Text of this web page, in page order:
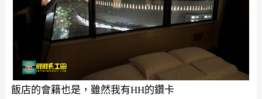
飯店的會籍也是，雖然我有HH的鑽卡